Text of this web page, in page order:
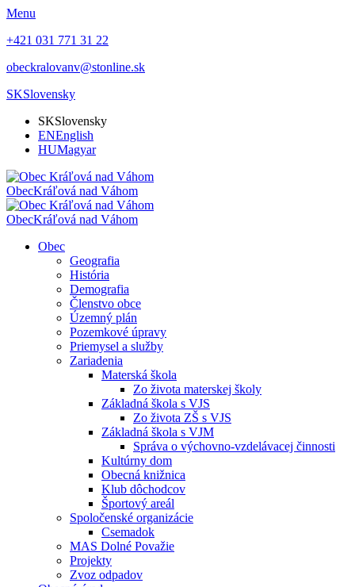
Menu
+421 031 771 31 22
obeckralovanv@stonline.sk
SKSlovensky
SKSlovensky
ENEnglish
HUMagyar
ObecKráľová nad Váhom
ObecKráľová nad Váhom
Obec
Geografia
História
Demografia
Členstvo obce
Územný plán
Pozemkové úpravy
Priemysel a služby
Zariadenia
Materská škola
Zo života materskej školy
Základná škola s VJS
Zo života ZŠ s VJS
Základná škola s VJM
Správa o výchovno-vzdelávacej činnosti
Kultúrny dom
Obecná knižnica
Klub dôchodcov
Športový areál
Spoločenské organizácie
Csemadok
MAS Dolné Považie
Projekty
Zvoz odpadov